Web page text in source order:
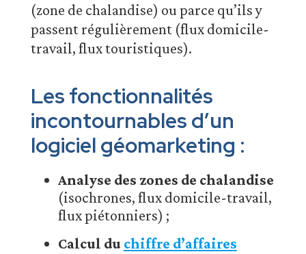
(zone de chalandise) ou parce qu’ils y
passent régulièrement (flux domicile-
travail, flux touristiques).
Les fonctionnalités
incontournables d’un
logiciel géomarketing :
Analyse des zones de chalandise
(isochrones, flux domicile-travail,
flux piétonniers) ;
Calcul du chiffre d’affaires